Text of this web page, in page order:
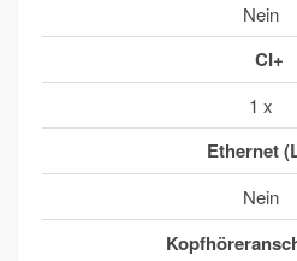
Nein
CI+
1 x
Ethernet
Nein